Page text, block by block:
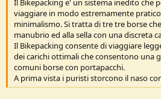
Il Bikepacking e' un sistema inedito che
viaggiare in modo estremamente
minimalismo. Si tratta di tre tre borse
manubrio ed alla sella con una discreta
Il Bikepacking consente di viaggiare
dei carichi ottimali che consentono una
comuni borse con portapacchi.
A prima vista i puristi storcono il naso